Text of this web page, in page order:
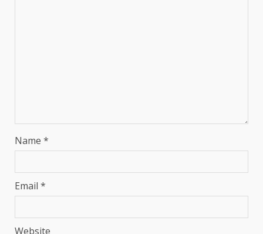
Name *
Email *
Website